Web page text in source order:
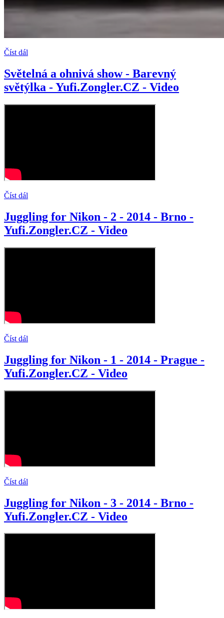
Číst dál
Světelná a ohnivá show - Barevný
světýlka - Yufi.Zongler.CZ - Video
Číst dál
Juggling for Nikon - 2 - 2014 - Brno -
Yufi.Zongler.CZ - Video
Číst dál
Juggling for Nikon - 1 - 2014 - Prague -
Yufi.Zongler.CZ - Video
Číst dál
Juggling for Nikon - 3 - 2014 - Brno -
Yufi.Zongler.CZ - Video